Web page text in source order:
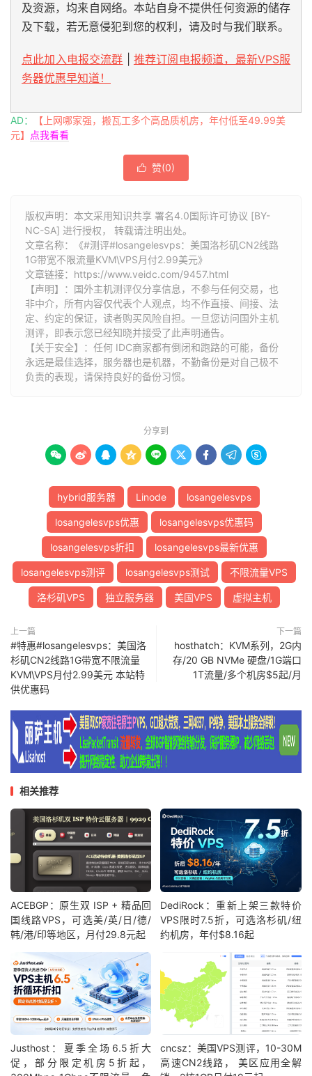
及资源，均来自网络。本站自身不提供任何资源的储存
及下载，若无意侵犯到您的权利，请及时与我们联系。
点此加入电报交流群
推荐订阅电报频道，最新VPS服
务器优惠早知道！
AD：
【上网哪家强，搬瓦工多个高品质机房，年付低至49.99美
元】 点我看看
 赞(0)
版权声明：本文采用知识共享 署名4.0国际许可协议 [BY-
NC-SA] 进行授权， 转载请注明出处。
文章名称：《#测评#losangelesvps：美国洛杉矶CN2线路
1G带宽不限流量KVM\VPS月付2.99美元》
文章链接： https://www.veidc.com/9457.html
【声明】：国外主机测评仅分享信息，不参与任何交易，也
非中介，所有内容仅代表个人观点，均不作直接、间接、法
定、约定的保证，读者购买风险自担。一旦您访问国外主机
测评，即表示您已经知晓并接受了此声明通告。
【关于安全】：任何 IDC商家都有倒闭和跑路的可能，备份
永远是最佳选择，服务器也是机器，不勤备份是对自己极不
负责的表现，请保持良好的备份习惯。
分享到
        
hybrid服务器 Linode losangelesvps
losangelesvps优惠 losangelesvps优惠码
losangelesvps折扣 losangelesvps最新优惠
losangelesvps测评 losangelesvps测试 不限流量VPS
洛杉矶VPS 独立服务器 美国VPS 虚拟主机
上一篇
#特惠#losangelesvps：美国洛
杉矶CN2线路1G带宽不限流量
KVM\VPS月付2.99美元 本站特
供优惠码
下一篇
hosthatch：KVM系列，2G内
存/20 GB NVMe 硬盘/1G端口
1T流量/多个机房$5起/月
相关推荐
ACEBGP：原生双 ISP + 精品回
国线路VPS，可选美/英/日/德/
韩/港/印等地区，月付29.8元起
DediRock：重新上架三款特价
VPS限时7.5折，可选洛杉矶/纽
约机房，年付$8.16起
Justhost：夏季全场6.5折大
促，部分限定机房5折起，
cncsz：美国VPS测评，10-30M
高速CN2线路， 美区应用全解